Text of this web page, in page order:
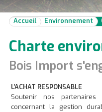
Accueil Environnement
Charte
Bois Import
L'ACHAT RESPONSABLE
Soutenir nos
concernant la gestion